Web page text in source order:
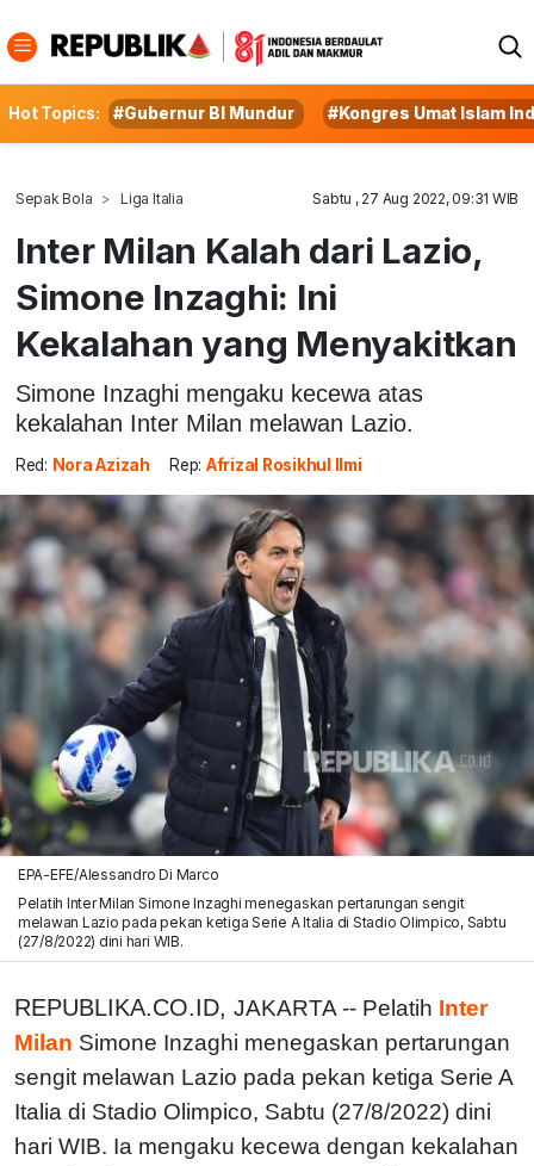
Hot Topics: #Gubernur BI Mundur #Kongres Umat Islam
Sepak Bola Liga Italia Sabtu , 27 Aug 2022, 09:31 WIB
Inter Milan Kalah dari Lazio,
Simone Inzaghi: Ini
Kekalahan yang Menyakitkan
Simone Inzaghi mengaku kecewa atas
kekalahan Inter Milan melawan Lazio.
Red: Nora Azizah Rep: Afrizal Rosikhul Ilmi
EPA-EFE/Alessandro Di Marco
Pelatih Inter Milan Simone Inzaghi menegaskan pertarungan sengit
melawan Lazio pada pekan ketiga Serie A Italia di Stadio Olimpico, Sabtu
(27/8/2022) dini hari WIB.
REPUBLIKA.CO.ID, JAKARTA -- Pelatih Inter
Milan Simone Inzaghi menegaskan pertarungan
sengit melawan Lazio pada pekan ketiga Serie A
Italia di Stadio Olimpico, Sabtu (27/8/2022) dini
hari WIB. Ia mengaku kecewa dengan kekalahan